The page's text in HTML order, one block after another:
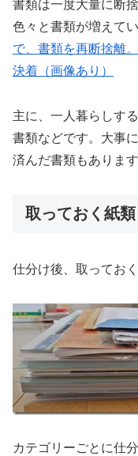
書類は一度大量に断
色々と書類が増えて
で、書類を再断捨離
決着（画像あり）
主に、一人暮らしす
書類などです。大事
済んだ書類もあります
取っておく紙類
仕分け後、取ってお
カテゴリーごとに仕